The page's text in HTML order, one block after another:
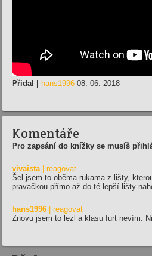
Přidal | hans1996 08. 06. 2018
Komentáře
Pro zapsání do knížky se musíš
vivaista | reagovat
Šel jsem to oběma rukama z lišty,
pravačkou přímo až do té lepší lišty
hans1996 | reagovat
Znovu jsem to lezl a klasu furt nevím.